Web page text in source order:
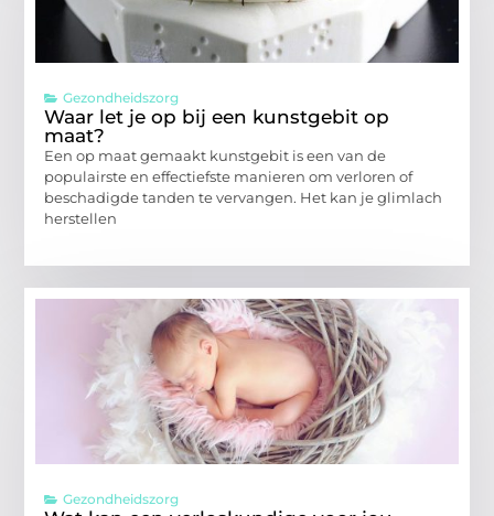
Gezondheidszorg
Waar let je op bij een kunstgebit op
maat?
Een op maat gemaakt kunstgebit is een van de
populairste en effectiefste manieren om verloren of
beschadigde tanden te vervangen. Het kan je glimlach
herstellen
Gezondheidszorg